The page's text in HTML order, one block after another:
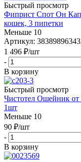
Быстрый просмотр
Фиприст Спот Он
кошек, 3 пипетки
Меньше 10
Артикул:
1 496 ₽/шт
-
В корзину
Быстрый просмотр
Чистотел Ошейник
1шт
Меньше 10
90 ₽/шт
-
В корзину